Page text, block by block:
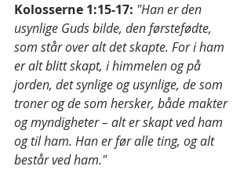
Kolosserne 1:15-17: "Han er den
usynlige Guds bilde, den førstefødte,
som står over alt det skapte. For i ham
er alt blitt skapt, i himmelen og på
jorden, det synlige og usynlige, de som
troner og de som hersker, både makter
og myndigheter – alt er skapt ved ham
og til ham. Han er før alle ting, og alt
består ved ham."